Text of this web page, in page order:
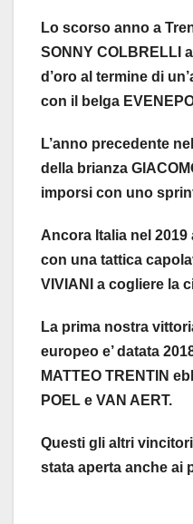
Lo scorso anno a
SONNY COLBRELLI
d’oro al termine di
con il belga
L’anno precedente
della brianza
imporsi con uno
Ancora Italia nel
con una tattica
VIVIANI a cogliere la
La prima nostra
europeo e’ datata
MATTEO TRENTIN
POEL e VAN AERT.
Questi gli altri
stata aperta anche ai